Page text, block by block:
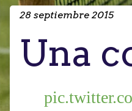
28 septiembre 2015
Una